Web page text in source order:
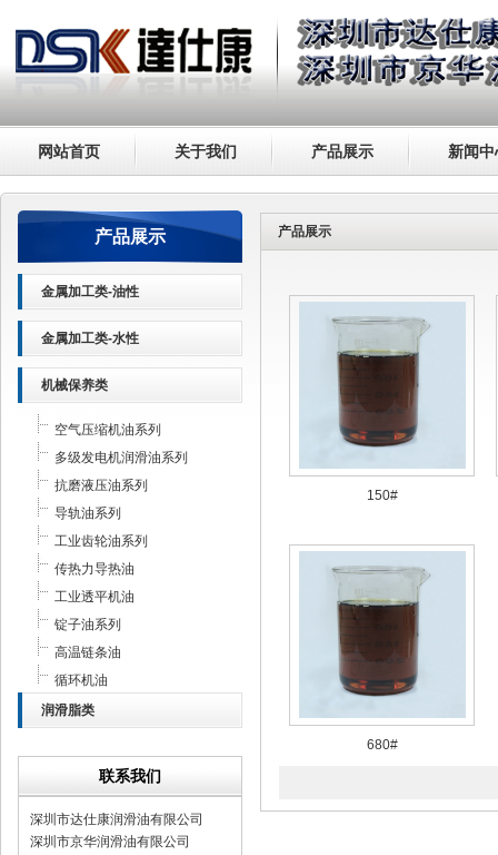
网站首页 关于我们 产品展示 新闻中
产品展示
金属加工类-油性
金属加工类-水性
机械保养类
空气压缩机油系列
多级发电机润滑油系列
抗磨液压油系列
导轨油系列
工业齿轮油系列
传热力导热油
工业透平机油
锭子油系列
高温链条油
循环机油
润滑脂类
联系我们
深圳市达仕康润滑油有限公司
深圳市京华润滑油有限公司
产品展示
150#
680#